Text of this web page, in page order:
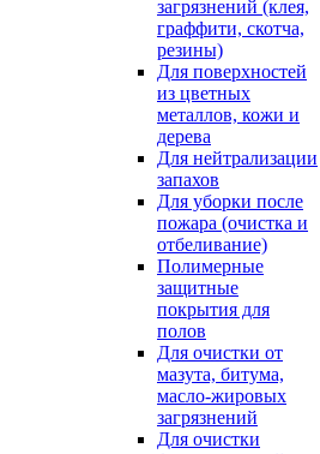
загрязнений (клея,
граффити, скотча,
резины)
Для поверхностей
из цветных
металлов, кожи и
дерева
Для нейтрализации
запахов
Для уборки после
пожара (очистка и
отбеливание)
Полимерные
защитные
покрытия для
полов
Для очистки от
мазута, битума,
масло-жировых
загрязнений
Для очистки